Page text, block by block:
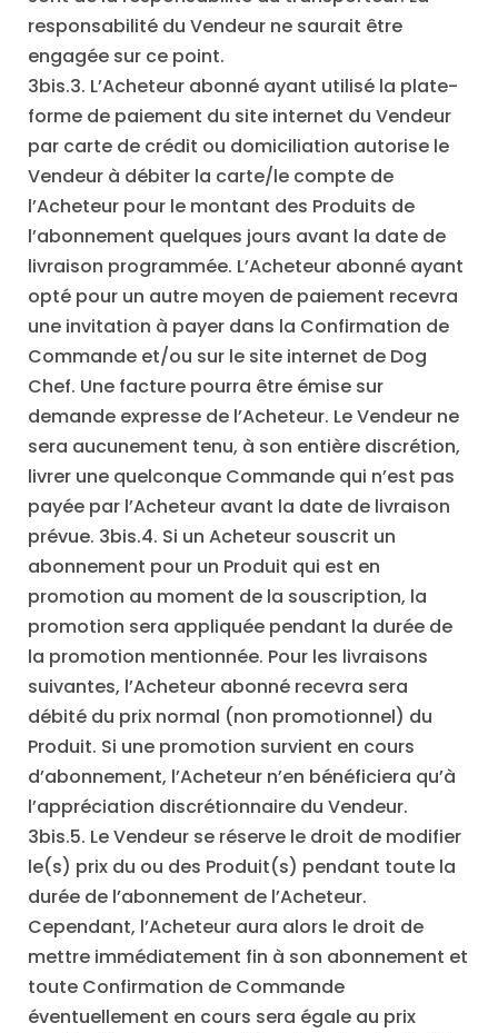
responsabilité du Vendeur ne saurait être
engagée sur ce point.
3bis.3. L’Acheteur abonné ayant utilisé la plate-
forme de paiement du site internet du Vendeur
par carte de crédit ou domiciliation autorise le
Vendeur à débiter la carte/le compte de
l’Acheteur pour le montant des Produits de
l’abonnement quelques jours avant la date de
livraison programmée. L’Acheteur abonné ayant
opté pour un autre moyen de paiement recevra
une invitation à payer dans la Confirmation de
Commande et/ou sur le site internet de Dog
Chef. Une facture pourra être émise sur
demande expresse de l’Acheteur. Le Vendeur ne
sera aucunement tenu, à son entière discrétion,
livrer une quelconque Commande qui n’est pas
payée par l’Acheteur avant la date de livraison
prévue. 3bis.4. Si un Acheteur souscrit un
abonnement pour un Produit qui est en
promotion au moment de la souscription, la
promotion sera appliquée pendant la durée de
la promotion mentionnée. Pour les livraisons
suivantes, l’Acheteur abonné recevra sera
débité du prix normal (non promotionnel) du
Produit. Si une promotion survient en cours
d’abonnement, l’Acheteur n’en bénéficiera qu’à
l’appréciation discrétionnaire du Vendeur.
3bis.5. Le Vendeur se réserve le droit de modifier
le(s) prix du ou des Produit(s) pendant toute la
durée de l’abonnement de l’Acheteur.
Cependant, l’Acheteur aura alors le droit de
mettre immédiatement fin à son abonnement et
toute Confirmation de Commande
éventuellement en cours sera égale au prix